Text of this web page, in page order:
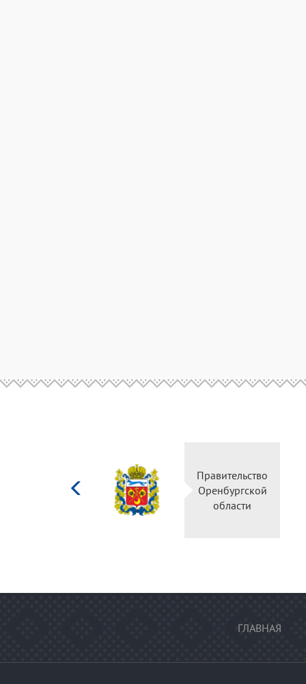
Правительство
Оренбургской
области
ГЛАВНАЯ